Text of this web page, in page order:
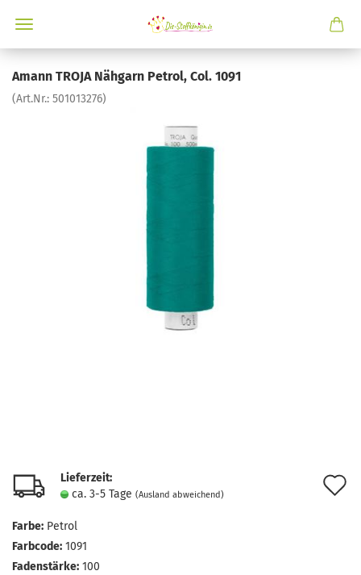
Amann TROJA Nähgarn Petrol, Col. 1091
(Art.Nr.: 501013276)
Lieferzeit:
ca. 3-5 Tage (Ausland abweichend)
Farbe: Petrol
Farbcode: 1091
Fadenstärke: 100